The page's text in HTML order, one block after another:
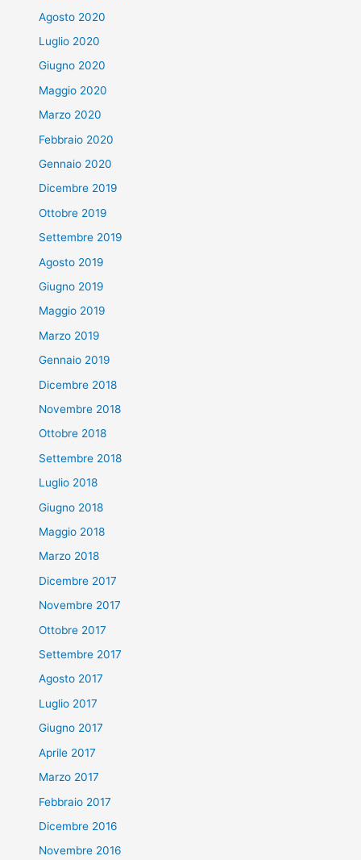
Agosto 2020
Luglio 2020
Giugno 2020
Maggio 2020
Marzo 2020
Febbraio 2020
Gennaio 2020
Dicembre 2019
Ottobre 2019
Settembre 2019
Agosto 2019
Giugno 2019
Maggio 2019
Marzo 2019
Gennaio 2019
Dicembre 2018
Novembre 2018
Ottobre 2018
Settembre 2018
Luglio 2018
Giugno 2018
Maggio 2018
Marzo 2018
Dicembre 2017
Novembre 2017
Ottobre 2017
Settembre 2017
Agosto 2017
Luglio 2017
Giugno 2017
Aprile 2017
Marzo 2017
Febbraio 2017
Dicembre 2016
Novembre 2016